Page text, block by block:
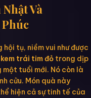
Và
tụ, niềm vui như được
trái tim đỏ trong dịp
một tuổi mới. Nó còn là
cửu. Món quà này
hiện cả sự tinh tế của